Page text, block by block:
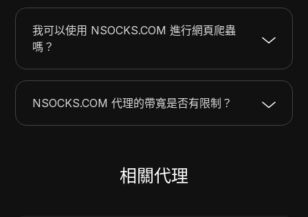
我可以使用 NSOCKS.COM 進行網頁爬蟲
嗎？
NSOCKS.COM 代理的帶寬是否有限制？
相關代理